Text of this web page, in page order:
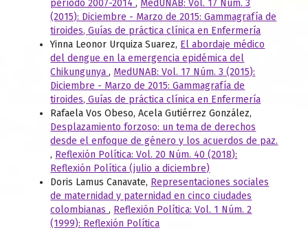
período 2007-2014, MedUNAB: Vol. 17 Núm. 3
(2015): Diciembre - Marzo de 2015: Gammagrafía de
tiroides, Guías de práctica clínica en Enfermería
Yinna Leonor Urquiza Suarez, El abordaje médico
del dengue en la emergencia epidémica del
Chikungunya, MedUNAB: Vol. 17 Núm. 3 (2015):
Diciembre - Marzo de 2015: Gammagrafía de
tiroides, Guías de práctica clínica en Enfermería
Rafaela Vos Obeso, Acela Gutiérrez González,
Desplazamiento forzoso: un tema de derechos
desde el enfoque de género y los acuerdos de paz.
, Reflexión Política: Vol. 20 Núm. 40 (2018):
Reflexión Política (julio a diciembre)
Doris Lamus Canavate, Representaciones sociales
de maternidad y paternidad en cinco ciudades
colombianas, Reflexión Política: Vol. 1 Núm. 2
(1999): Reflexión Política